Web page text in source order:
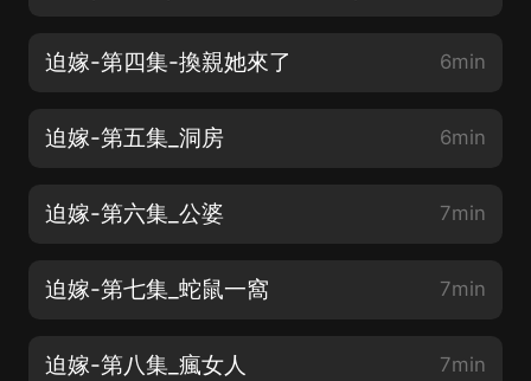
迫嫁-第四集-換親她來了 6min
迫嫁-第五集_洞房 6min
迫嫁-第六集_公婆 7min
迫嫁-第七集_蛇鼠一窩 7min
迫嫁-第八集_瘋女人 7min